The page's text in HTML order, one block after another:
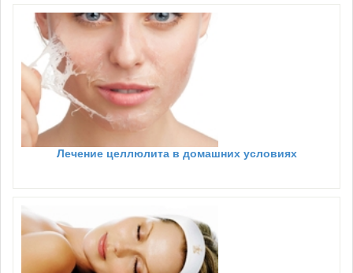
Лечение целлюлита в домашних условиях